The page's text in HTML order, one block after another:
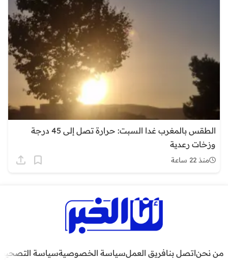
الطقس بالمغرب غدا السبت: حرارة تصل إلى 45 درجة
وزخات رعدية
منذ 22 ساعة
من نحناتصل بنافريق العملسياسة الخصوصيةسياسة التصحيح